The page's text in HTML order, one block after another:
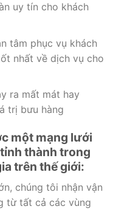
uy tín cho khách
tâm phục vụ khách
nhất về dịch vụ cho
ra mất mát hay
trị bưu hàng
một mạng lưới
thành trong
trên thế giới:
chúng tôi nhận vận
từ tất cả các vùng